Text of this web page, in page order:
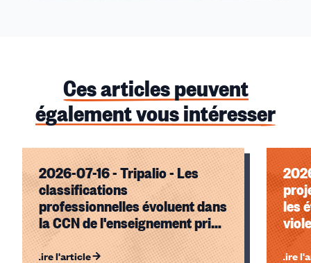
Ces articles peuvent
également vous intéresser
2026-07-16 - Tripalio - Les
classifications
professionnelles évoluent dans
la CCN de l'enseignement privé
indépendant
Lire l'article
les
Lire